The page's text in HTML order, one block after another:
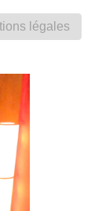
légales